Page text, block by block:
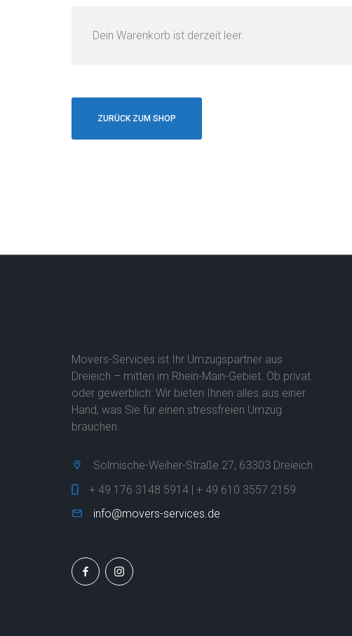
Dein Warenkorb ist derzeit leer.
ZURÜCK ZUM SHOP
Movers-Services ist Ihr Umzugspartner aus
Dreieich – mitten im Rhein-Main-Gebiet. Ob privat
oder gewerblich: Wir bieten Ihnen alles aus einer
Hand, was Sie für einen stressfreien Umzug
brauchen.
Solmische-Weiher-Straße 27, 63303 Dreieich
+ 49 176 3148 5914 | + 49 610 3557 2159
info@movers-services.de